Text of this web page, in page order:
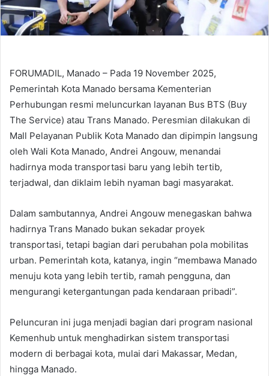
FORUMADIL, Manado – Pada 19 November 2025,
Pemerintah Kota Manado bersama Kementerian
Perhubungan resmi meluncurkan layanan Bus BTS (Buy
The Service) atau Trans Manado. Peresmian dilakukan di
Mall Pelayanan Publik Kota Manado dan dipimpin langsung
oleh Wali Kota Manado, Andrei Angouw, menandai
hadirnya moda transportasi baru yang lebih tertib,
terjadwal, dan diklaim lebih nyaman bagi masyarakat.
Dalam sambutannya, Andrei Angouw menegaskan bahwa
hadirnya Trans Manado bukan sekadar proyek
transportasi, tetapi bagian dari perubahan pola mobilitas
urban. Pemerintah kota, katanya, ingin “membawa Manado
menuju kota yang lebih tertib, ramah pengguna, dan
mengurangi ketergantungan pada kendaraan pribadi”.
Peluncuran ini juga menjadi bagian dari program nasional
Kemenhub untuk menghadirkan sistem transportasi
modern di berbagai kota, mulai dari Makassar, Medan,
hingga Manado.